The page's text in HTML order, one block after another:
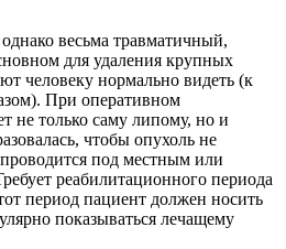
весьма травматичный,
для удаления крупных
человеку нормально видеть (к
При оперативном
не только саму липому, но и
чтобы опухоль не
под местным или
реабилитационного периода
период пациент должен носить
показываться лечащему